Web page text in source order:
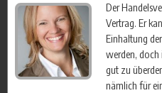
Der
Vertrag. Er
Einhaltung
werden, doch
gut zu
nämlich für